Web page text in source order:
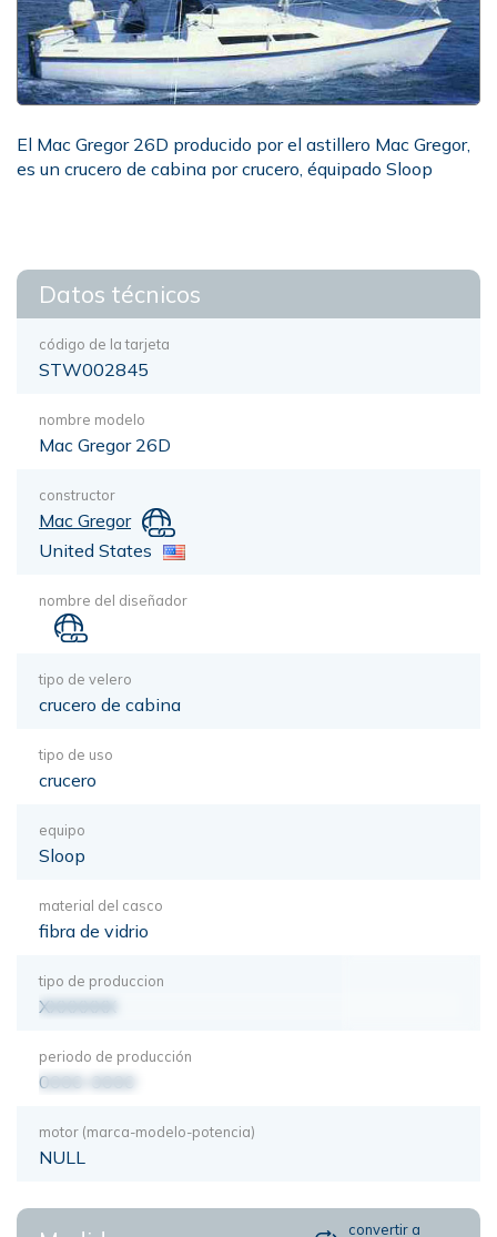
El Mac Gregor 26D producido por el astillero Mac Gregor,
es un crucero de cabina por crucero, équipado Sloop
Datos técnicos
código de la tarjeta
STW002845
nombre modelo
Mac Gregor 26D
constructor
Mac Gregor
United States
nombre del diseñador
tipo de velero
crucero de cabina
tipo de uso
crucero
equipo
Sloop
material del casco
fibra de vidrio
tipo de produccion
XXXXXXX
periodo de producción
0000-0000
motor (marca-modelo-potencia)
NULL
convertir a